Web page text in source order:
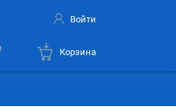
Войти
Корзина